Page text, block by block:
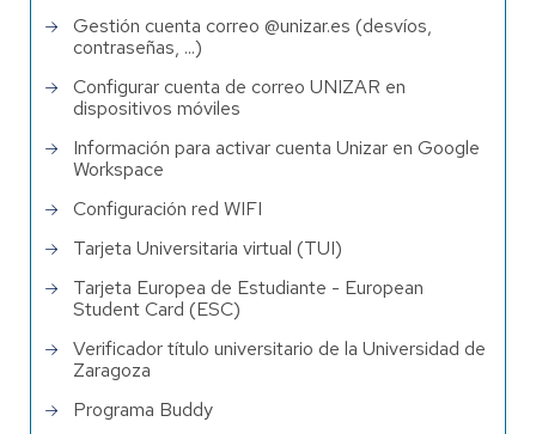
Gestión cuenta correo @unizar.es (desvíos,
contraseñas, ...)
Configurar cuenta de correo UNIZAR en
dispositivos móviles
Información para activar cuenta Unizar en Google
Workspace
Configuración red WIFI
Tarjeta Universitaria virtual (TUI)
Tarjeta Europea de Estudiante - European
Student Card (ESC)
Verificador título universitario de la Universidad de
Zaragoza
Programa Buddy